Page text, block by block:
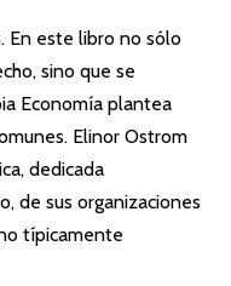
En este libro no sólo
sino que se
Economía plantea
Elinor Ostrom
dedicada
de sus organizaciones
típicamente